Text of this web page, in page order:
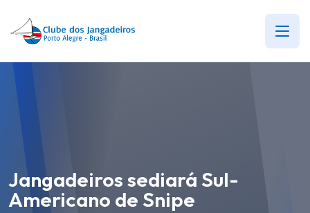
Jangadeiros sediará Sul-
Americano de Snipe